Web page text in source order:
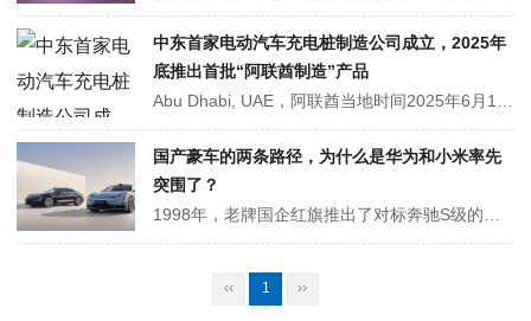
中东首家电动汽车充电桩制造公司成立，2025年
底推出首批“阿联酋制造”产品
国产豪车的两条路径，为什么是华为和小米率先
突围了？
‹‹ 1 ››